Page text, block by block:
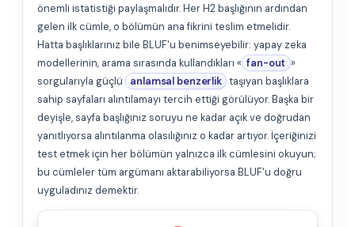
önemli istatistiği paylaşmalıdır. Her H2 başlığının ardından
gelen ilk cümle, o bölümün ana fikrini teslim etmelidir.
Hatta başlıklarınız bile BLUF'u benimseyebilir: yapay zeka
modellerinin, arama sırasında kullandıkları « fan-out »
sorgularıyla güçlü
anlamsal benzerlik taşıyan başlıklara
sahip sayfaları alıntılamayı tercih ettiği görülüyor. Başka bir
deyişle, sayfa başlığınız soruyu ne kadar açık ve doğrudan
yanıtlıyorsa alıntılanma olasılığınız o kadar artıyor. İçeriğinizi
test etmek için her bölümün yalnızca ilk cümlesini okuyun;
bu cümleler tüm argümanı aktarabiliyorsa BLUF'u doğru
uyguladınız demektir.